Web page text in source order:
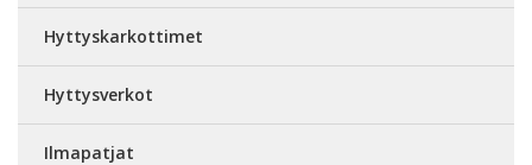
Hyttyskarkottimet
Hyttysverkot
Ilmapatjat